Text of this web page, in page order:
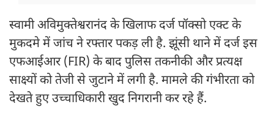
स्वामी अविमुक्तेश्वरानंद के खिलाफ दर्ज पॉक्सो एक्ट के
मुकदमे में जांच ने रफ्तार पकड़ ली है. झूंसी थाने में दर्ज इस
एफआईआर (FIR) के बाद पुलिस तकनीकी और प्रत्यक्ष
साक्ष्यों को तेजी से जुटाने में लगी है. मामले की गंभीरता को
देखते हुए उच्चाधिकारी खुद निगरानी कर रहे हैं.